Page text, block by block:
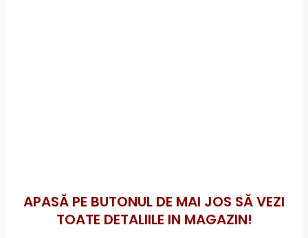
APASĂ PE BUTONUL DE MAI JOS SĂ VEZI
TOATE DETALIILE IN MAGAZIN!